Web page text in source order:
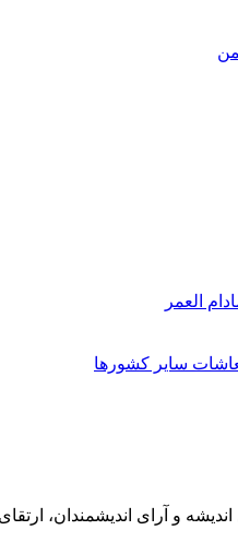
العمر
سایر کشورها
اندیشه و آرای